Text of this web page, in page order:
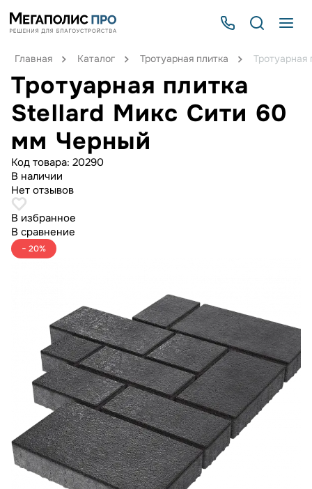
Главная Каталог Тротуарная плитка
Тротуарная плитка
Stellard Микс Сити 60
мм Черный
Код товара: 20290
В наличии
Нет отзывов
В избранное
В сравнение
− 20%